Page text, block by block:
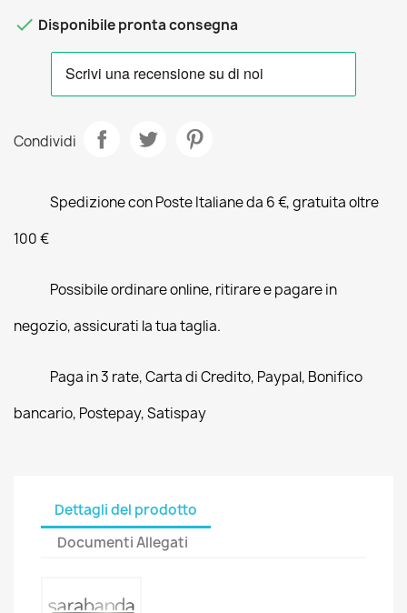
 Disponibile pronta consegna
Condividi
Spedizione con Poste Italiane da 6 €, gratuita oltre
100 €
Possibile ordinare online, ritirare e pagare in
negozio, assicurati la tua taglia.
Paga in 3 rate, Carta di Credito, Paypal, Bonifico
bancario, Postepay, Satispay
Dettagli del prodotto
Documenti Allegati